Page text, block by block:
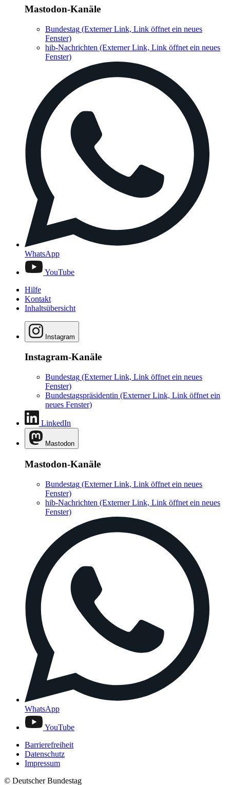
Mastodon-Kanäle
Bundestag (Externer Link, Link öffnet ein neues
Fenster)
hib-Nachrichten (Externer Link, Link öffnet ein neues
Fenster)
WhatsApp
YouTube
Hilfe
Kontakt
Inhaltsübersicht
Instagram
Instagram-Kanäle
Bundestag (Externer Link, Link öffnet ein neues
Fenster)
Bundestagspräsidentin (Externer Link, Link öffnet ein
neues Fenster)
LinkedIn
Mastodon
Mastodon-Kanäle
Bundestag (Externer Link, Link öffnet ein neues
Fenster)
hib-Nachrichten (Externer Link, Link öffnet ein neues
Fenster)
WhatsApp
YouTube
Barrierefreiheit
Datenschutz
Impressum
© Deutscher Bundestag